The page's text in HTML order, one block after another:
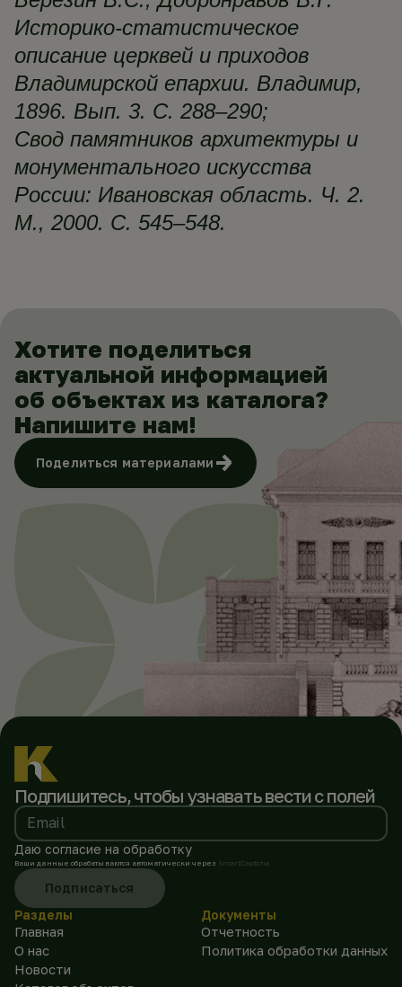
Историко-статистическое
описание церквей и приходов
Владимирской епархии. Владимир,
1896. Вып. 3. С. 288–290;
Свод памятников архитектуры и
монументального искусства
России: Ивановская область. Ч. 2.
М., 2000. С. 545–548.
Хотите поделиться
актуальной информацией
об объектах из каталога?
Напишите нам!
Поделиться материалами
Подпишитесь, чтобы узнавать вести с полей
Email
Даю согласие на обработку
Ваши данные обрабатываются автоматически через SmartCaptcha
Подписаться
Разделы
Главная
О нас
Новости
Документы
Отчетность
Политика обработки данных